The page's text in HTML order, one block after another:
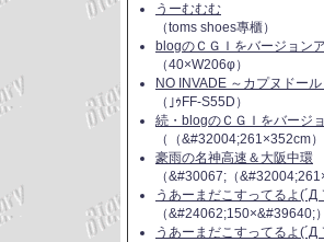
うーむむむ
（toms shoes專櫃）
blogのＣＧＩをバージョン
（40×W206φ）
NO INVADE ～カプヌドール
（｣ｩFF-S55D）
続・blogのＣＧＩをバージ
（（&#32004;261×352cm）
豪雨の名神高速＆大阪中環
（&#30067;（
うあーまだこすってるよ(´Д
（&#24062;150×&#39640;）
うあーまだこすってるよ(´Д